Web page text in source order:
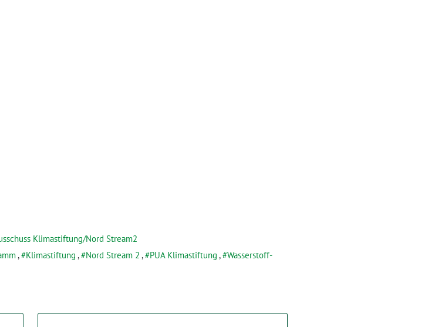
Klimastiftung/Nord Stream2
, Klimastiftung , Nord Stream 2 , PUA Klimastiftung , Wasserstoff-